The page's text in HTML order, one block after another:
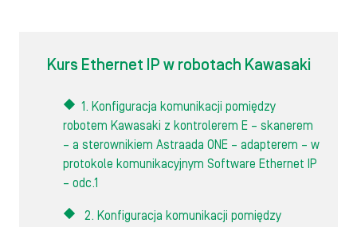
Kurs Ethernet IP w robotach Kawasaki
1. Konfiguracja komunikacji pomiędzy
robotem Kawasaki z kontrolerem E – skanerem
– a sterownikiem Astraada ONE – adapterem – w
protokole komunikacyjnym Software Ethernet IP
– odc.1
2. Konfiguracja komunikacji pomiędzy